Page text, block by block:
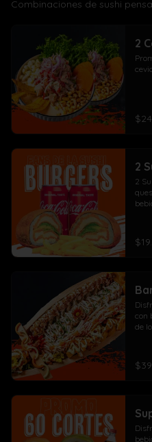
Combinaciones de sushi
2
2
2
con
de